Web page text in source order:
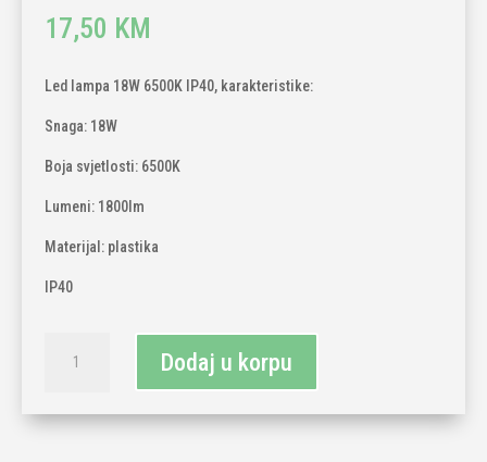
17,50 KM
Led lampa 18W 6500K IP40, karakteristike:
Snaga: 18W
Boja svjetlosti: 6500K
Lumeni: 1800lm
Materijal: plastika
IP40
lampa
6500K
Dodaj u korpu